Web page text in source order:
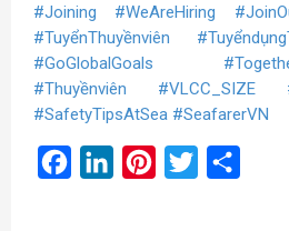
#Joining
#WeAreHiring
#TuyểnThuyềnviên
#GoGlobalGoals
#Thuyềnviên
#VLCC_SIZE
#SafetyTipsAtSea #SeafarerVN
FacebookLinkedInPinterest
Twitter